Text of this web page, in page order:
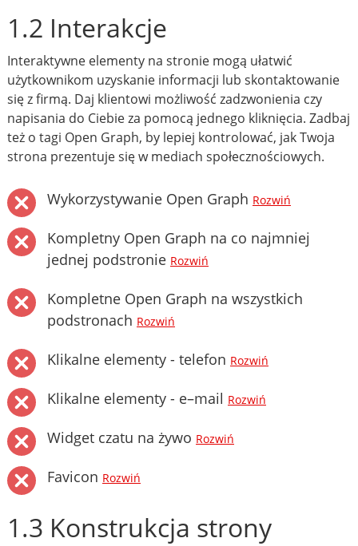
1.2 Interakcje
Interaktywne elementy na stronie mogą ułatwić
użytkownikom uzyskanie informacji lub skontaktowanie
się z firmą. Daj klientowi możliwość zadzwonienia czy
napisania do Ciebie za pomocą jednego kliknięcia. Zadbaj
też o tagi Open Graph, by lepiej kontrolować, jak Twoja
strona prezentuje się w mediach społecznościowych.
Wykorzystywanie Open Graph Rozwiń
Kompletny Open Graph na co najmniej
jednej podstronie Rozwiń
Kompletne Open Graph na wszystkich
podstronach Rozwiń
Klikalne elementy - telefon Rozwiń
Klikalne elementy - e–mail Rozwiń
Widget czatu na żywo Rozwiń
Favicon Rozwiń
1.3 Konstrukcja strony